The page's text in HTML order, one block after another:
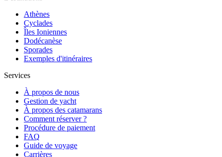
Athènes
Cyclades
Îles Ioniennes
Dodécanèse
Sporades
Exemples d'itinéraires
Services
À propos de nous
Gestion de yacht
À propos des catamarans
Comment réserver ?
Procédure de paiement
FAQ
Guide de voyage
Carrières